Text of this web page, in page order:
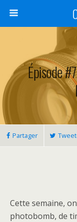
Épisode
Partager
Cette semaine,
photobomb, de